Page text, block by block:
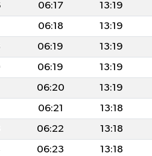
06:17 13:19
06:18 13:19
06:19 13:19
06:19 13:19
06:20 13:19
06:21 13:18
06:22 13:18
06:23 13:18